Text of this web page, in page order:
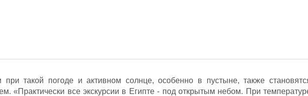
при такой погоде и активном солнце, особенно в пустыне, также
«Практически все экскурсии в Египте - под открытым небом. При